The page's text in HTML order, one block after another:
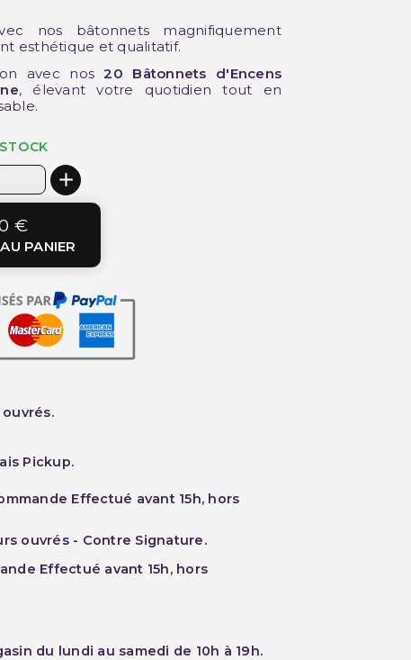
nos bâtonnets magnifiquement
esthétique et qualitatif.
avec nos20 Bâtonnets d'Encens
, élevant votre quotidien tout en
€
PANIER
ouvrés.
Pickup.
Effectué avant 15h, hors
ouvrés - Contre Signature.
Effectué avant 15h, hors
du lundi au samedi de 10h à 19h.